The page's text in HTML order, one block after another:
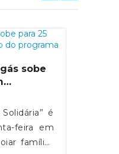
sobe
é
feira em
famílias